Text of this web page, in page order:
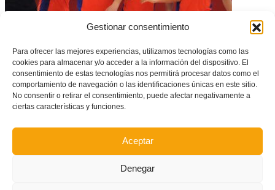
Gestionar consentimiento
Para ofrecer las mejores experiencias, utilizamos tecnologías como las
cookies para almacenar y/o acceder a la información del dispositivo. El
consentimiento de estas tecnologías nos permitirá procesar datos como el
comportamiento de navegación o las identificaciones únicas en este sitio.
No consentir o retirar el consentimiento, puede afectar negativamente a
ciertas características y funciones.
Aceptar
Denegar
Un hat-trick de Aréchaga enseña el camino en Chiclana – Ceuta vs
Selecció Valenciana masculina sub16 (1-3)